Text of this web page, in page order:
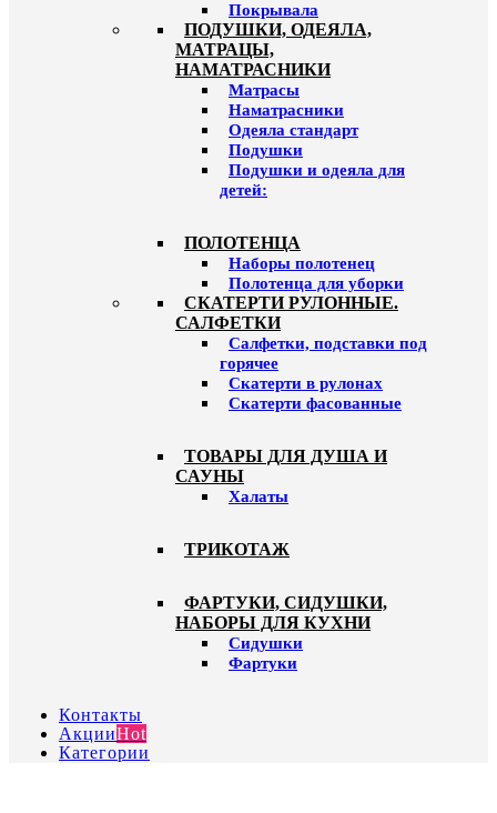
Покрывала
ПОДУШКИ, ОДЕЯЛА,
МАТРАЦЫ,
НАМАТРАСНИКИ
Матрасы
Наматрасники
Одеяла стандарт
Подушки
Подушки и одеяла для
детей:
ПОЛОТЕНЦА
Наборы полотенец
Полотенца для уборки
СКАТЕРТИ РУЛОННЫЕ.
САЛФЕТКИ
Салфетки, подставки под
горячее
Скатерти в рулонах
Скатерти фасованные
ТОВАРЫ ДЛЯ ДУША И
САУНЫ
Халаты
ТРИКОТАЖ
ФАРТУКИ, СИДУШКИ,
НАБОРЫ ДЛЯ КУХНИ
Сидушки
Фартуки
Контакты
АкцииHot
Категории